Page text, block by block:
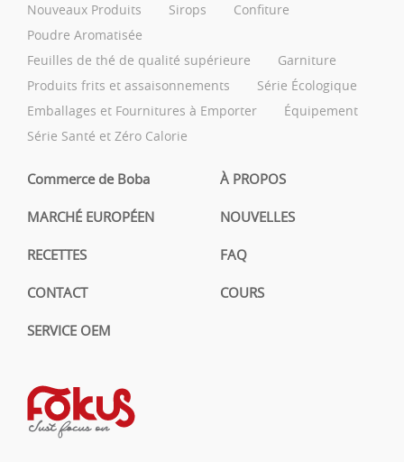
Nouveaux Produits Sirops
Confiture
Poudre Aromatisée
Feuilles de thé de qualité supérieure
Garniture
Produits frits et assaisonnements
Série Écologique
Emballages et Fournitures à Emporter
Équipement
Série Santé et Zéro Calorie
Commerce de Boba À PROPOS
MARCHÉ EUROPÉEN NOUVELLES
RECETTES FAQ
CONTACT COURS
SERVICE OEM